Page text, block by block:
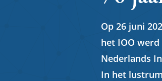
Op 26 juni
het IOO
Nederlands
In het